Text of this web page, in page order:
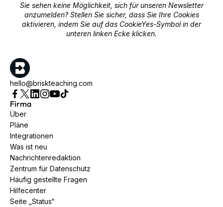
Sie sehen keine Möglichkeit, sich für unseren Newsletter
anzumelden? Stellen Sie sicher, dass Sie Ihre Cookies
aktivieren, indem Sie auf das CookieYes-Symbol in der
unteren linken Ecke klicken.
hello@briskteaching.com
Firma
Über
Pläne
Integrationen
Was ist neu
Nachrichtenredaktion
Zentrum für Datenschutz
Häufig gestellte Fragen
Hilfecenter
Seite „Status“